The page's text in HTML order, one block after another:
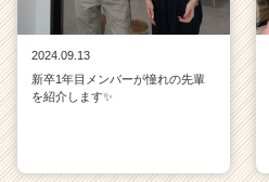
2024.09.13
新卒1年目メンバーが憧れの先輩
を紹介します✨